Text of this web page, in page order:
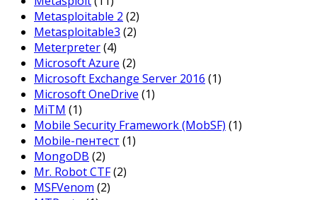
Metasploitable 2 (2)
Metasploitable3 (2)
Meterpreter(4)
Microsoft Azure (2)
Microsoft Exchange Server 2016 (1)
Microsoft OneDrive (1)
MiTM (1)
Mobile Security Framework (MobSF) (1)
Mobile-пентест (1)
MongoDB (2)
Mr. Robot CTF(2)
MSFVenom (2)